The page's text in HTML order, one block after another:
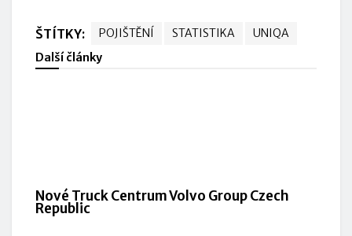
ŠTÍTKY: POJIŠTĚNÍ STATISTIKA
UNIQA
Další články
Nové Truck Centrum Volvo Group Czech
Republic